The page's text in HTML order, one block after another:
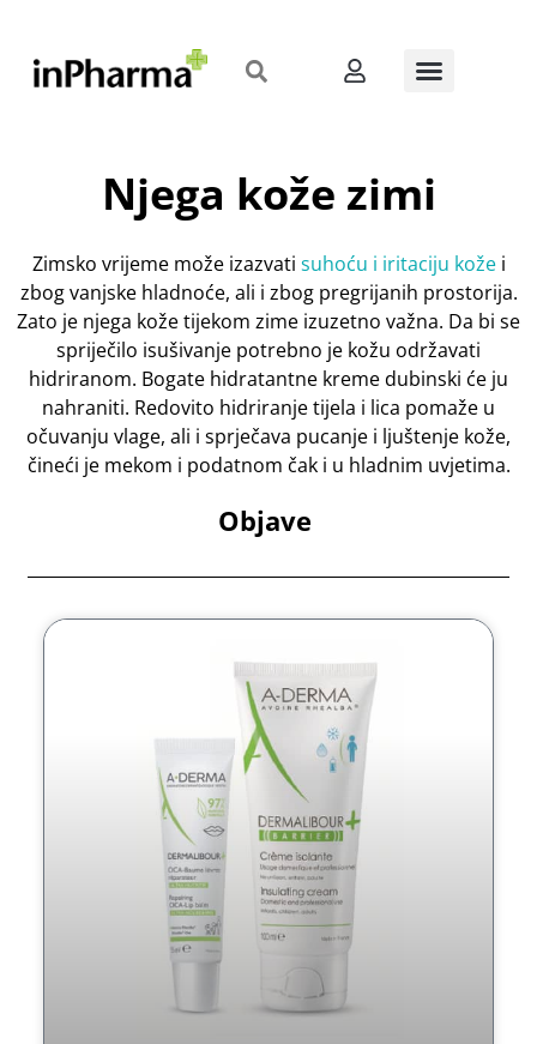
Njega kože zimi
Zimsko vrijeme može izazvati suhoću i iritaciju kožei
zbog vanjske hladnoće, ali i zbog pregrijanih prostorija.
Zato je njega kože tijekom zime izuzetno važna. Da bi se
spriječilo isušivanje potrebno je kožu održavati
hidriranom. Bogate hidratantne kreme dubinski će ju
nahraniti. Redovito hidriranje tijela i lica pomaže u
očuvanju vlage, ali i sprječava pucanje i ljuštenje kože,
čineći je mekom i podatnom čak i u hladnim uvjetima.
Objave